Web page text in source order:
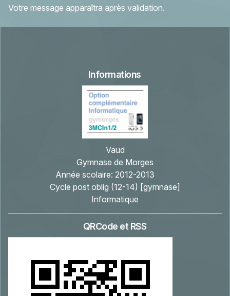
Votre message apparaîtra après validation.
Informations
Vaud
Gymnase de Morges
Année scolaire: 2012-2013
Cycle post oblig (12-14) [gymnase]
Informatique
QRCode et RSS